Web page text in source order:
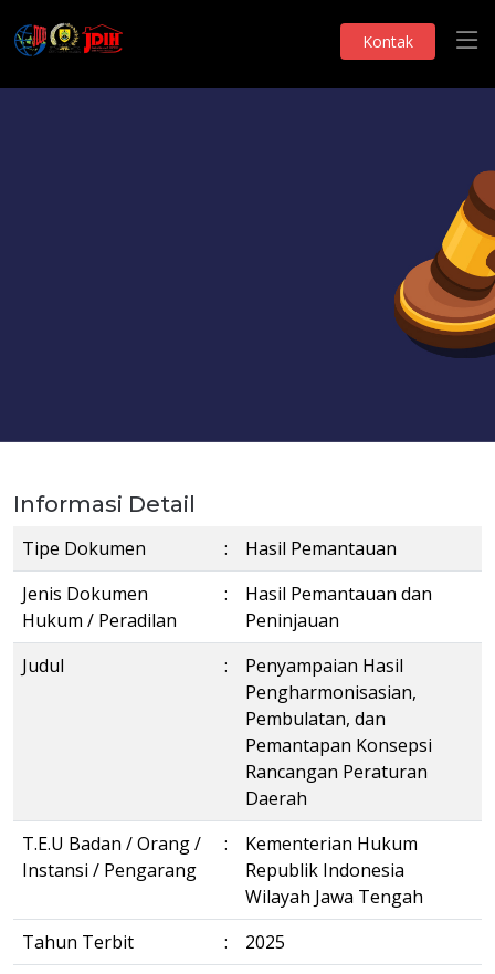
Kontak
Informasi Detail
Tipe Dokumen :
Hasil Pemantauan
Jenis Dokumen
Hukum / Peradilan
:
Hasil Pemantauan dan
Peninjauan
Judul
:
Penyampaian Hasil
Pengharmonisasian,
Pembulatan, dan
Pemantapan Konsepsi
Rancangan Peraturan
Daerah
T.E.U Badan / Orang /
Instansi / Pengarang
:
Kementerian Hukum
Republik Indonesia
Wilayah Jawa Tengah
Tahun Terbit
:
2025